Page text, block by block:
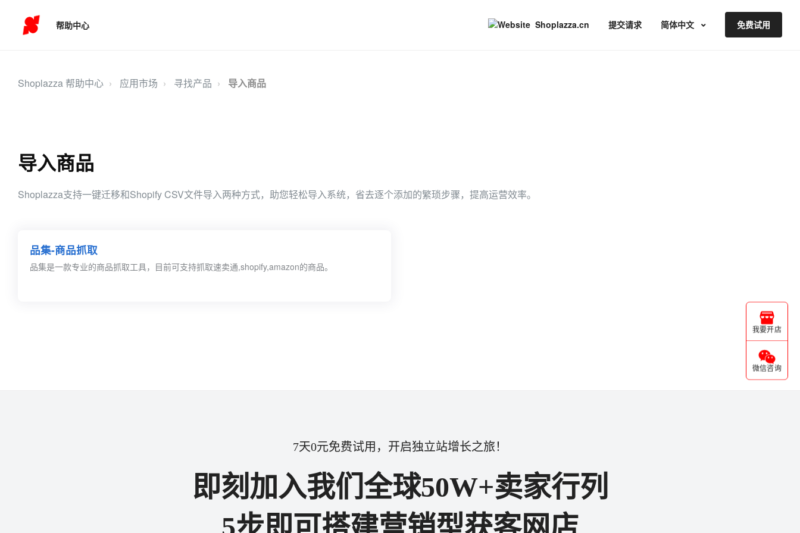
帮助中心 Shoplazza.cn 提交请求 简体中文 免费试用
Shoplazza 帮助中心 应用市场 寻找产品 导入商品
导入商品
Shoplazza支持一键迁移和Shopify CSV文件导入两种方式，助您轻松导入系统，省去逐个添加的繁琐步骤，提高运营效率。
品集-商品抓取
品集是一款专业的商品抓取工具，目前可支持抓取速卖通,shopify,amazon的商品。
我要开店
微信咨询
7天0元免费试用，开启独立站增长之旅！
即刻加入我们全球50W+卖家行列